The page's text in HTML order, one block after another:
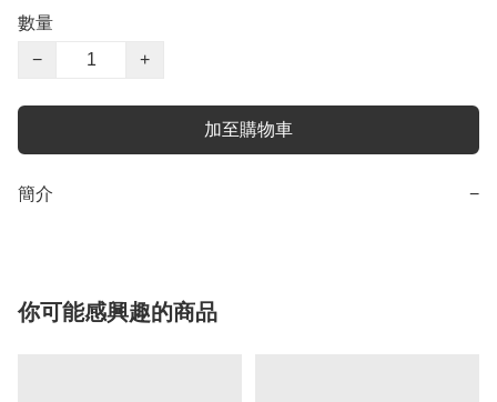
數量
−
+
加至購物車
簡介 −
你可能感興趣的商品